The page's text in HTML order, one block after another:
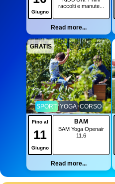
Giugno
raccolti e manute...
Read more...
GRATIS
SPORT YOGA CORSO
Fino al
11
Giugno
BAM
BAM Yoga Openair
11.6
Read more...